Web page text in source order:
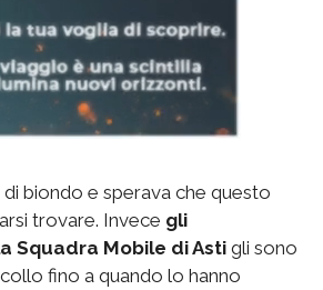
biondo e sperava che questo
trovare. Invece gli
Squadra Mobile di Asti gli sono
fino a quando lo hanno